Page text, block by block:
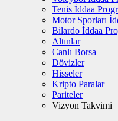
Tenis İddaa
Motor Sporları
Bilardo İddaa
Altınlar
Canlı Borsa
Dövizler
Hisseler
Kripto Paralar
Pariteler
Vizyon Takvimi